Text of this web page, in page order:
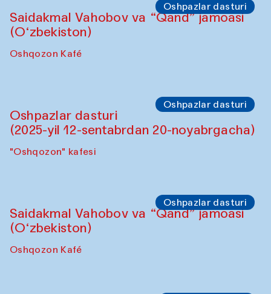
Oshpazlar dasturi
Saidakmal Vahobov va “Qand” jamoasi
(O‘zbekiston)
Oshqozon Kafé
Oshpazlar dasturi
Oshpazlar dasturi
(2025-yil 12-sentabrdan 20-noyabrgacha)
"Oshqozon" kafesi
Oshpazlar dasturi
Saidakmal Vahobov va “Qand” jamoasi
(O‘zbekiston)
Oshqozon Kafé